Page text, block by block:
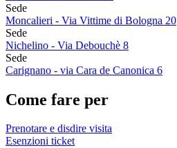
Sede
Moncalieri - Via Vittime di Bologna 20
Sede
Nichelino - Via Debouchè 8
Sede
Carignano - via Cara de Canonica 6
Come fare per
Prenotare e disdire visita
Esenzioni ticket